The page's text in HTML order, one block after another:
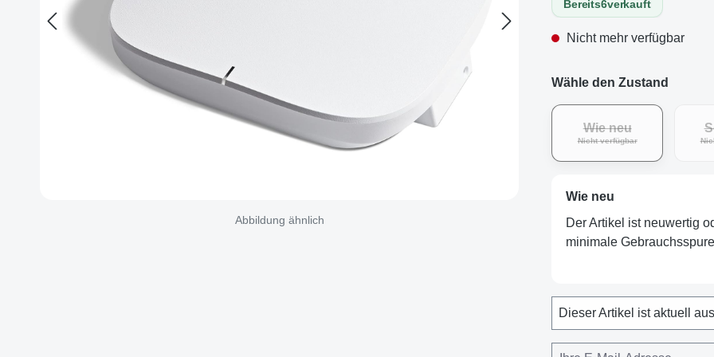
Abbildung ähnlich
Bereits6verkauft
Nicht mehr verfügbar
Wähle den Zustand
Wie neu
Nicht verfügbar(Diese Option ist
Wie neu
Der Artikel ist neuwertig
minimale
Dieser Artikel ist aktuell